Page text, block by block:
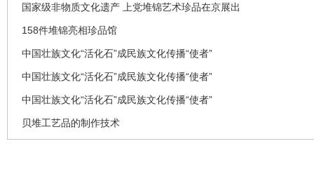
国家级非物质文化遗产 上党堆锦艺术珍品在京展出
158件堆锦亮相珍品馆
中国壮族文化“活化石”成民族文化传播“使者”
中国壮族文化“活化石”成民族文化传播“使者”
中国壮族文化“活化石”成民族文化传播“使者”
贝堆工艺品的制作技术